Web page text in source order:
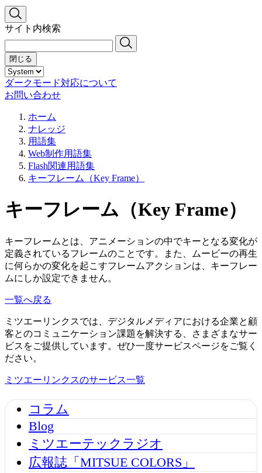
サイト内検索
閉じる
ダークモード対応について
お問い合わせ
ホーム
ナレッジ
用語集
Web制作用語集
Flash関連用語集
キーフレーム（Key Frame）
キーフレーム（Key Frame）
キーフレームとは、アニメーションの中でキーとなる変化が
定義されているフレームのことです。また、ムービーの再生
に何らかの変化を起こすフレームアクションは、キーフレー
ムにしか設定できません。
一覧へ戻る
ミツエーリンクスでは、デジタルメディアにおける企業と顧
客とのコミュニケーション課題を解決する、さまざまなサー
ビスをご提供しています。ぜひ一度サービスページをご覧く
ださい。
ミツエーリンクスのサービス一覧
コラム
Blog
ミツエーテックラジオ
広報誌「MITSUE COLORS」